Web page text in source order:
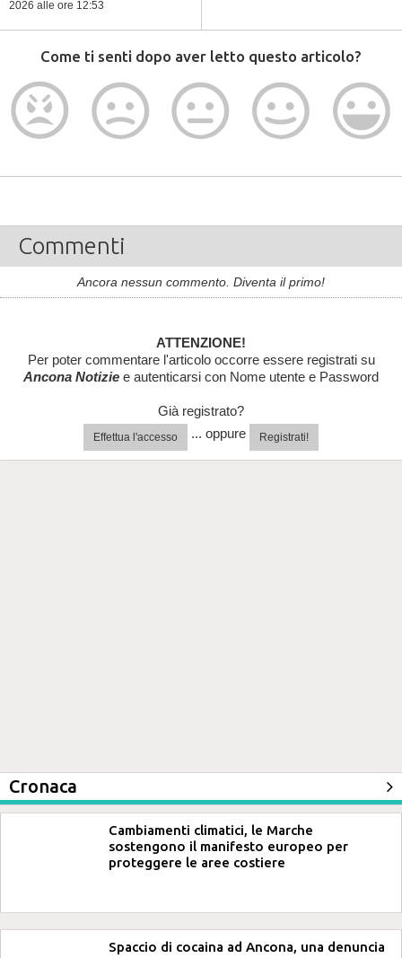
2026 alle ore 12:53
Come ti senti dopo aver letto questo articolo?
Commenti
Ancora nessun commento. Diventa il primo!
ATTENZIONE!
Per poter commentare l'articolo occorre essere registrati su
Ancona Notizie e autenticarsi con Nome utente e Password
Già registrato?
Effettua l'accesso ... oppure Registrati!
Cronaca
Cambiamenti climatici, le Marche
sostengono il manifesto europeo per
proteggere le aree costiere
Spaccio di cocaina ad Ancona, una denuncia